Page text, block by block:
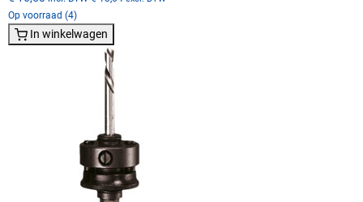
Op voorraad (4)
In winkelwagen